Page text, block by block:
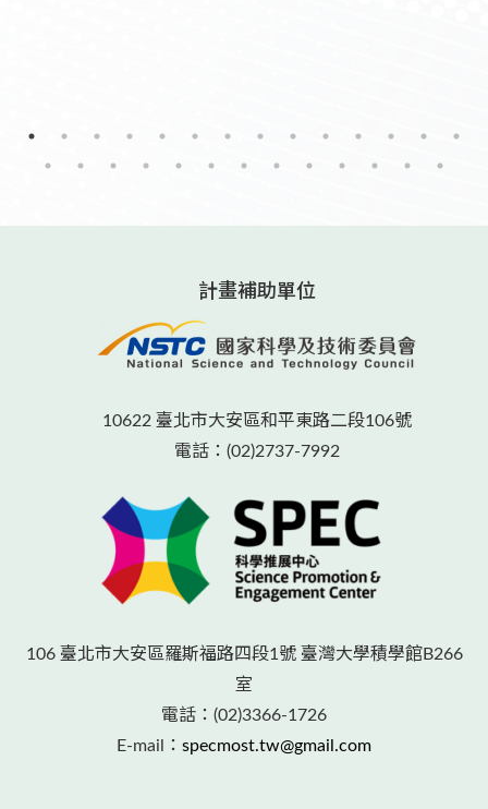
計畫補助單位
10622 臺北市大安區和平東路二段106號
電話：(02)2737-7992
106 臺北市大安區羅斯福路四段1號 臺灣大學積學館B266
室
電話：(02)3366-1726
E-mail： specmost.tw@gmail.com